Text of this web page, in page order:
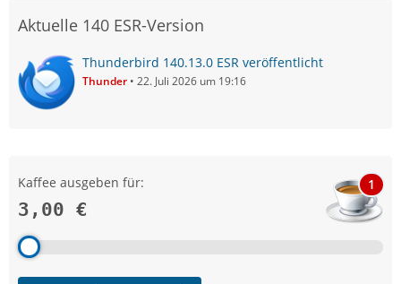
Aktuelle 140 ESR-Version
Thunderbird 140.13.0 ESR veröffentlicht
Thunder 22. Juli 2026 um 19:16
Kaffee ausgeben für:
3,00 €
1